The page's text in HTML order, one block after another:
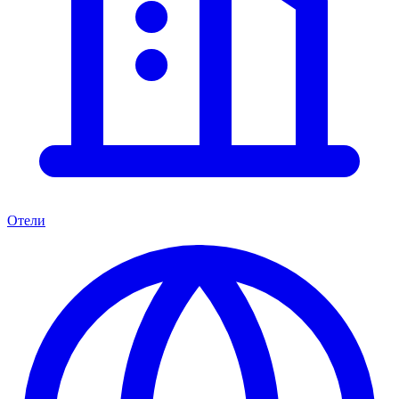
Отели